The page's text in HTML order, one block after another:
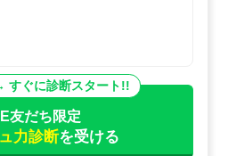
友だち限定
力診断を受ける